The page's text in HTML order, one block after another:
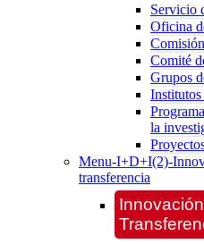
Servicio
Oficina
Comité
Grupos
la
Menu-I+D+I(2)-
transferencia